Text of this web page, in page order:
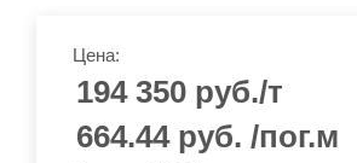
Цена:
194 350 руб./т
664.44 руб. /пог.м